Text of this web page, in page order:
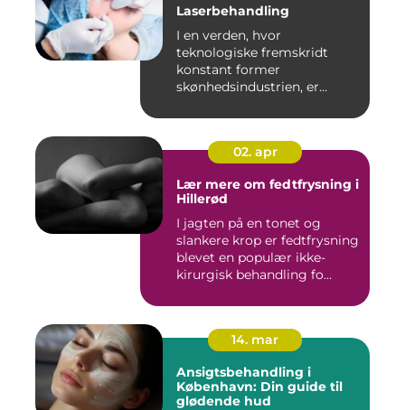
Laserbehandling
I en verden, hvor
teknologiske fremskridt
konstant former
skønhedsindustrien, er
02. apr
Lær mere om fedtfrysning i
Hillerød
I jagten på en tonet og
slankere krop er fedtfrysning
blevet en populær ikke-
kirurgisk behandling fo...
14. mar
Ansigtsbehandling i
København: Din guide til
glødende hud